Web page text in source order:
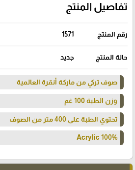
تفاصيل المنتج
رقم المنتج 1571
حالة المنتج جديد
صوف تركي من ماركة أنقرة العالمية
وزن الطبة 100 غم
تحتوي الطبة على 400 متر من الصوف
100% Acrylic